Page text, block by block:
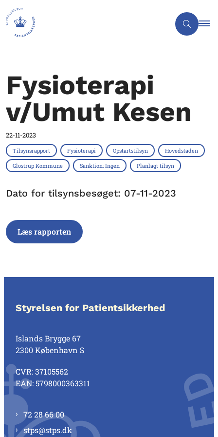
Fysioterapi
v/Umut Kesen
22-11-2023
Tilsynsrapport Fysioterapi Opstartstilsyn Hovedstaden
Glostrup Kommune Sanktion: Ingen Planlagt tilsyn
Dato for tilsynsbesøget: 07-11-2023
Læs rapporten
Styrelsen for Patientsikkerhed
Islands Brygge 67
2300 København S
CVR: 37105562
EAN: 5798000363311
72 28 66 00
stps@stps.dk